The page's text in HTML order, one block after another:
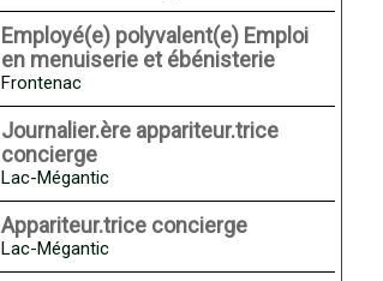
Employé(e) polyvalent(e) Emploi
en menuiserie et ébénisterie
Frontenac
Journalier.ère appariteur.trice
concierge
Lac-Mégantic
Appariteur.trice concierge
Lac-Mégantic